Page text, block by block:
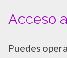
Acceso
Puedes